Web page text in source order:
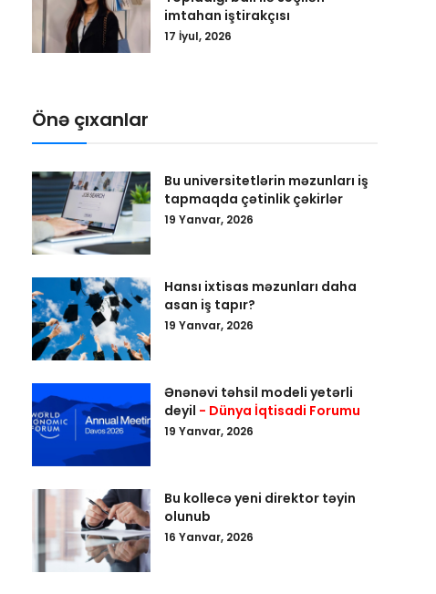
imtahan iştirakçısı
17 İyul, 2026
Önə çıxanlar
Bu universitetlərin məzunları iş
tapmaqda çətinlik çəkirlər
19 Yanvar, 2026
Hansı ixtisas məzunları daha
asan iş tapır?
19 Yanvar, 2026
Ənənəvi təhsil modeli yetərli
deyil - Dünya İqtisadi Forumu
19 Yanvar, 2026
Bu kollecə yeni direktor təyin
olunub
16 Yanvar, 2026